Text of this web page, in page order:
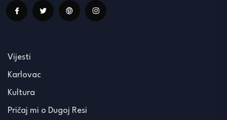
Vijesti
Karlovac
Kultura
Pričaj mi o Dugoj Resi